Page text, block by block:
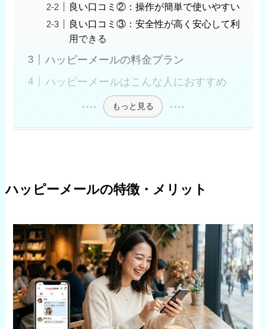
良い口コミ②：操作が簡単で使いやすい
良い口コミ③：安全性が高く安心して利
用できる
ハッピーメールの料金プラン
ハッピーメールはこんな人におすすめ
もっと見る
ハッピーメールの特徴・メリット